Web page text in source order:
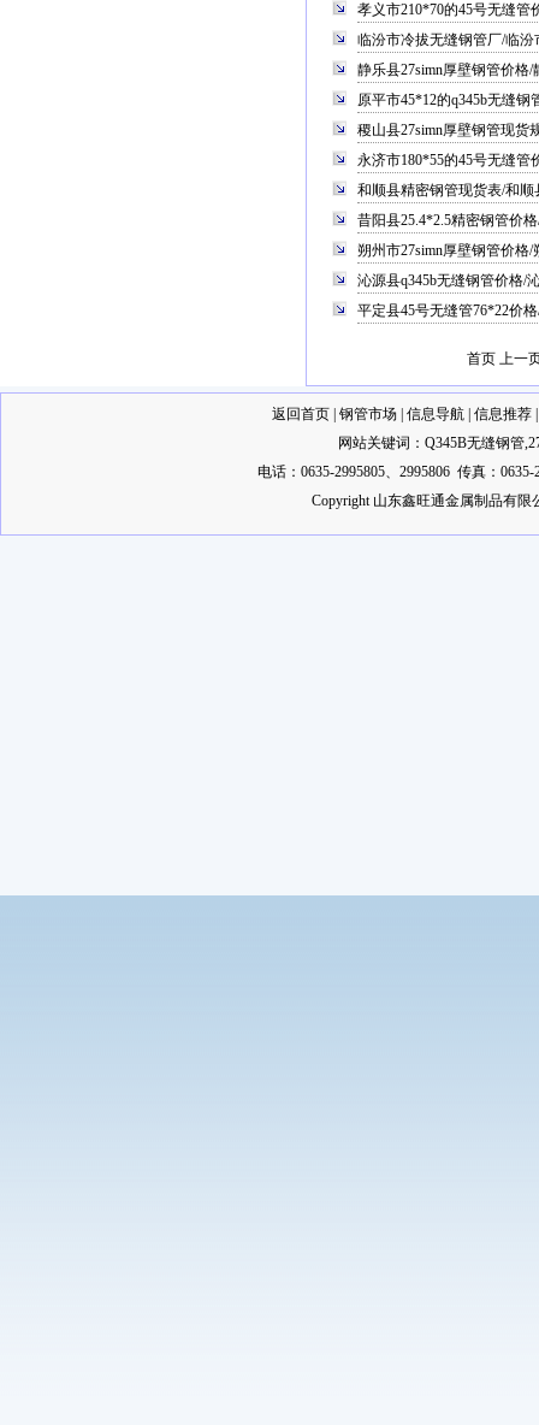
孝义市210*70的45号无缝管
临汾市冷拔无缝钢管厂/临
静乐县27simn厚壁钢管价格
原平市45*12的q345b无缝钢
稷山县27simn厚壁钢管现货
永济市180*55的45号无缝管
和顺县精密钢管现货表/和
昔阳县25.4*2.5精密钢管价
朔州市27simn厚壁钢管价格/
沁源县q345b无缝钢管价格/
平定县45号无缝管76*22价
首页 上一
返回首页 钢管市场 信息导航 信息推荐
网站关键词： Q345B无缝钢管,
电话：0635-2995805、2995806 传真：
Copyright 山东鑫旺通金属制品有